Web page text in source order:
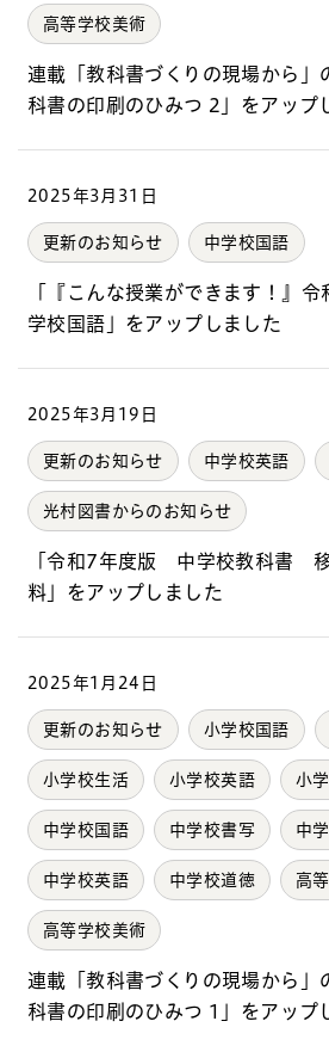
高等学校美術
連載「教科書づくりの現場から」
科書の印刷のひみつ 2」をアップ
2025年3月31日
更新のお知らせ 中学校国語
「『こんな授業ができます！』令
学校国語」をアップしました
2025年3月19日
更新のお知らせ 中学校英語
光村図書からのお知らせ
「令和7年度版 中学校教科書
料」をアップしました
2025年1月24日
更新のお知らせ 小学校国語
小学校生活 小学校英語 小
中学校国語 中学校書写 中
中学校英語 中学校道徳 高
高等学校美術
連載「教科書づくりの現場から」
科書の印刷のひみつ 1」をアップ